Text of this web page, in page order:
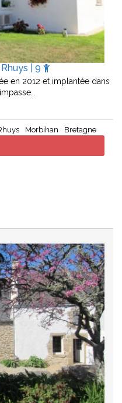
| 9
en 2012 et implantée dans
Morbihan Bretagne